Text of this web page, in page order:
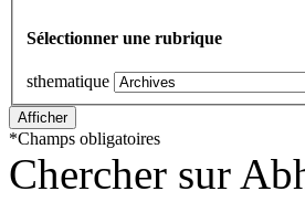
Sélectionner une rubrique
sthematique
*Champs obligatoires
Chercher sur